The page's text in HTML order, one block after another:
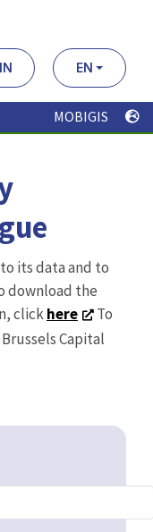
EN
MOBIGIS
its data and to
download the
clickhere
To
Capital